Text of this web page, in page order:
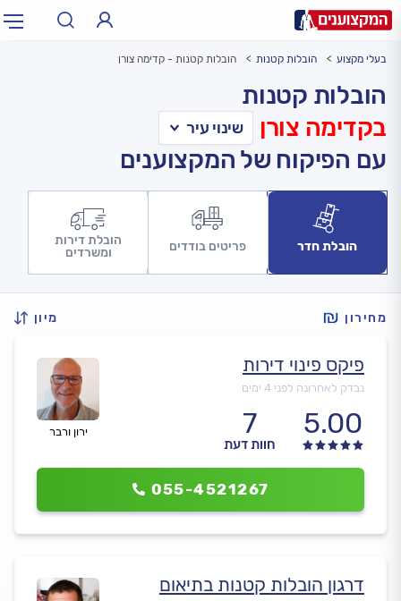
עיר: תל אביב, חיפה…
בעלי מקצוע הובלות קטנות הובלות קטנות - קדימה צורן
הובלות קטנות
בקדימה צורן
עם הפיקוח של המקצוענים
הובלת חדר פריטים בודדים
הובלת דירות
ומשרדים
מחירון מיון
ירון ורבר
פיקס פינוי דירות
נבדק לאחרונה לפני 4 ימים
5.00
7
חוות דעת
055-4521267
דרגון הובלות קטנות בתיאום